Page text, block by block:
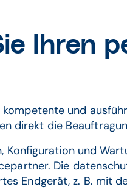
Ihren
kompetente und
direkt die
Konfiguration und
Die
Endgerät, z. B. mit